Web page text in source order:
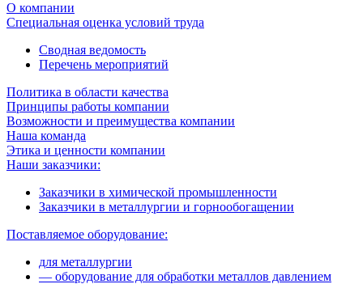
О компании
Специальная оценка условий труда
Сводная ведомость
Перечень мероприятий
Политика в области качества
Принципы работы компании
Возможности и преимущества компании
Наша команда
Этика и ценности компании
Наши заказчики:
Заказчики в химической промышленности
Заказчики в металлургии и горнообогащении
Поставляемое оборудование:
для металлургии
— оборудование для обработки металлов давлением